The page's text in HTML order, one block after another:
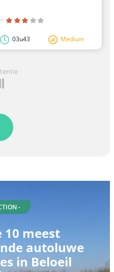
·
03u43 Medium
-
10 meest
autoluwe
in Beloeil